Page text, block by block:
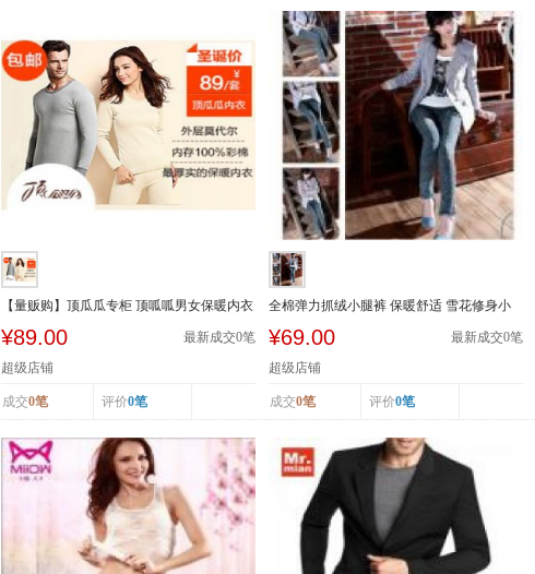
【量贩购】顶瓜瓜专柜 顶呱呱男女保暖内衣
¥89.00 最新成交0笔
超级店铺
成交0笔 评价0笔
全棉弹力抓绒小腿裤 保暖舒适 雪花修身小
¥69.00 最新成交0笔
超级店铺
成交0笔 评价0笔